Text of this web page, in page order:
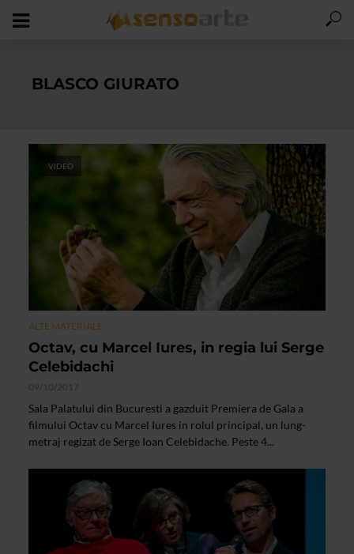
BLASCO GIURATO
VIDEO
ALTE MATERIALE
Octav, cu Marcel Iures, in regia lui Serge
Celebidachi
09/10/2017
Sala Palatului din Bucuresti a gazduit Premiera de Gala a
filmului Octav cu Marcel Iures in rolul principal, un lung-
metraj regizat de Serge Ioan Celebidache. Peste 4...